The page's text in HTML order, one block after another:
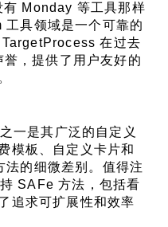
Monday 等工具那样
具领域是一个可靠的
在过去
，提供了用户友好的
一是其广泛的自定义
模板、自定义卡片和
的细微差别。值得注
SAFe 方法，包括看
追求可扩展性和效率